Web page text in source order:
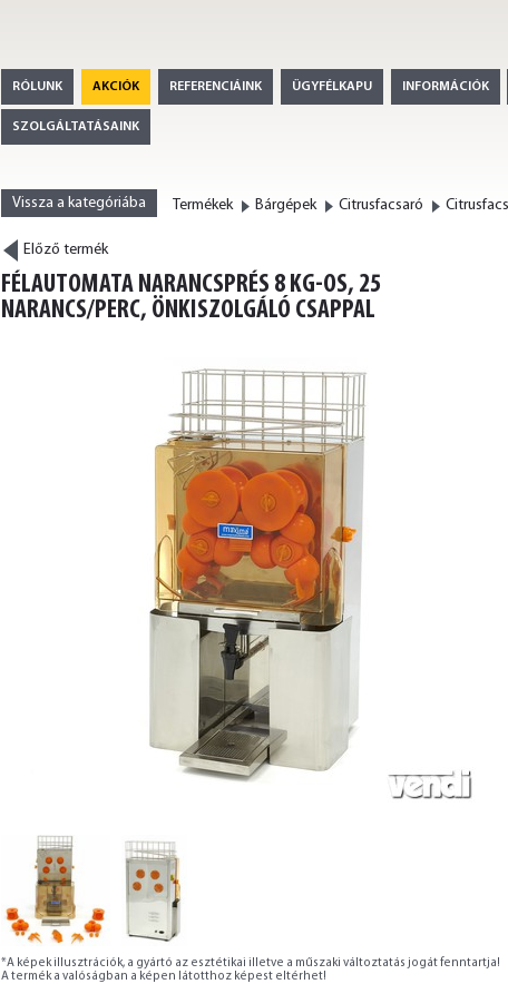
RÓLUNK AKCIÓK REFERENCIÁINK ÜGYFÉLKAPU INFORMÁCIÓK
SZOLGÁLTATÁSAINK
Vissza a kategóriába Termékek Bárgépek Citrusfacsaró
Előző termék
FÉLAUTOMATA NARANCSPRÉS 8 KG-OS, 25
NARANCS/PERC, ÖNKISZOLGÁLÓ CSAPPAL
*A képek illusztrációk, a gyártó az esztétikai illetve a műszaki változtatás jogát fenntartja!
A termék a valóságban a képen látotthoz képest eltérhet!